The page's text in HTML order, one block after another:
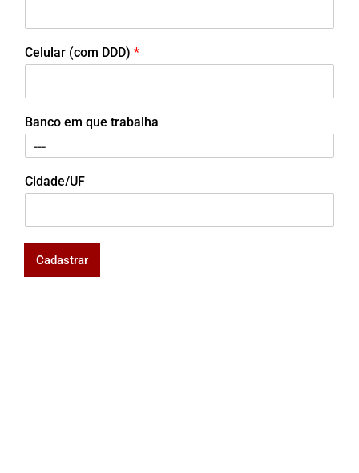
Celular (com DDD) *
Banco em que trabalha
Cidade/UF
Cadastrar